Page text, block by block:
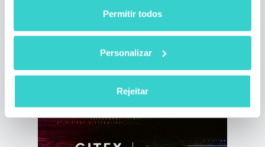
Permitir todos
Personalizar
Rejeitar
A equipe da NSYS visitou duas importantes
capacidades do Reeva. Mergulhe e veja
como ele está causando impacto na